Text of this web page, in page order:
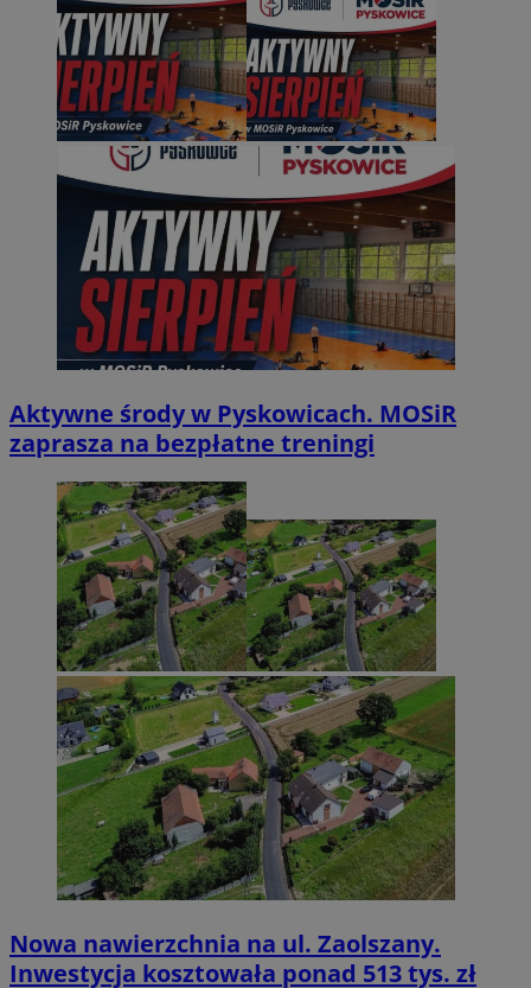
Aktywne środy w Pyskowicach. MOSiR
zaprasza na bezpłatne treningi
Nowa nawierzchnia na ul. Zaolszany.
Inwestycja kosztowała ponad 513 tys. zł